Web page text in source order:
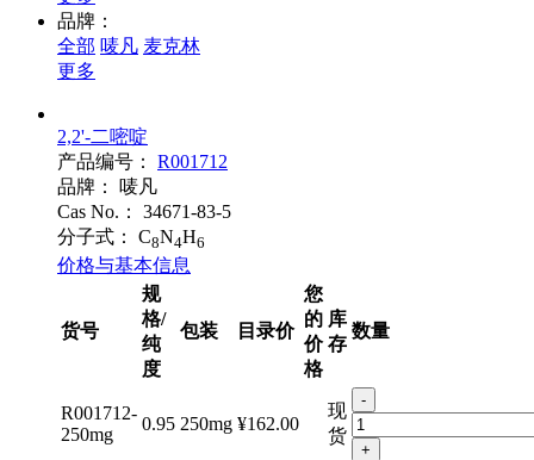
品牌：
全部 唛凡 麦克林
更多
2,2'-二嘧啶
产品编号：
R001712
品牌：
唛凡
Cas No.：
34671-83-5
分子式：
C8N4H6
价格与基本信息
货号
规
格/
纯
度
包装 目录价
您
的
价
格
库
存
数量
R001712-
250mg
0.95 250mg ¥162.00
现
货
-
+